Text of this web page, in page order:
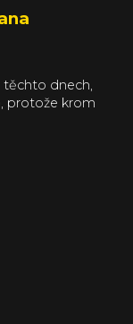
těchto dnech,
protože krom
na své triko
person akční